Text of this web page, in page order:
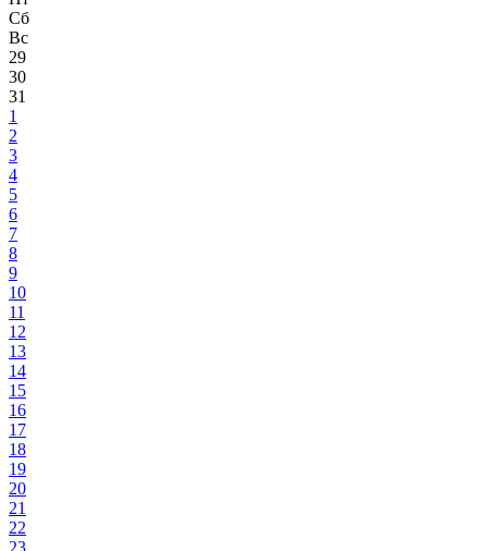
Сб
Вс
29
30
31
1
2
3
4
5
6
7
8
9
10
11
12
13
14
15
16
17
18
19
20
21
22